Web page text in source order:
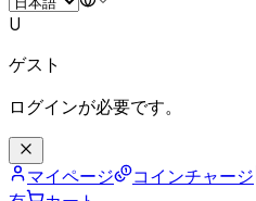
U
ゲスト
ログインが必要です。
マイページ コインチャージ